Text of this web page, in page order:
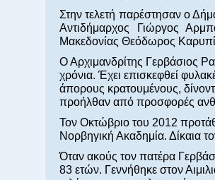
Στην τελετή παρέστησαν ο
Αντιδήμαρχος Γιώργος
Μακεδονίας Θεόδωρος
Ο Αρχιμανδρίτης Γερβάσιος
χρόνια. Έχει επισκεφθεί
άπορους κρατουμένους,
προήλθαν από προσφορές
Τον Οκτώβριο του 2012
Νορβηγική Ακαδημία. Δίκαια
Όταν ακούς τον πατέρα
83 ετών. Γεννήθηκε στον